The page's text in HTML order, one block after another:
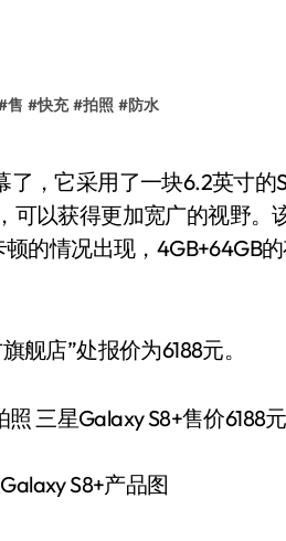
售 #快充 #拍照 #防水
可以获得更加宽广的视野。
的情况出现，4GB+64GB
舰店”处报价为6188元。
S8+产品图